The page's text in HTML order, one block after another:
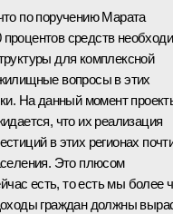
по поручению Марата
средств
для комплексной
вопросы в этих
На данный момент
что их реализация
в этих регионах
Это плюсом
есть, то есть мы более
граждан должны